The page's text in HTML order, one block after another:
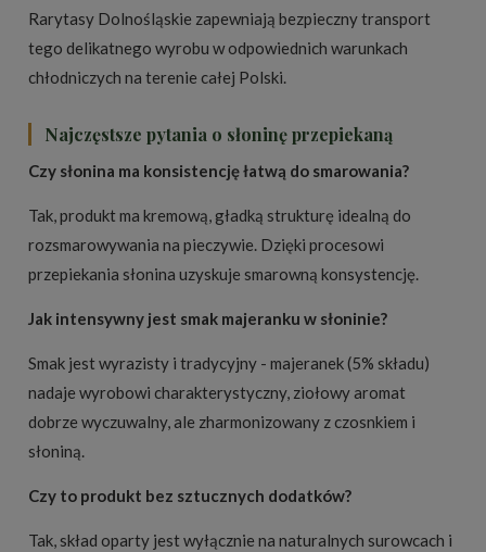
Rarytasy Dolnośląskie zapewniają bezpieczny transport
tego delikatnego wyrobu w odpowiednich warunkach
chłodniczych na terenie całej Polski.
Najczęstsze pytania o słoninę przepiekaną
Czy słonina ma konsistencję łatwą do smarowania?
Tak, produkt ma kremową, gładką strukturę idealną do
rozsmarowywania na pieczywie. Dzięki procesowi
przepiekania słonina uzyskuje smarowną konsystencję.
Jak intensywny jest smak majeranku w słoninie?
Smak jest wyrazisty i tradycyjny - majeranek (5% składu)
nadaje wyrobowi charakterystyczny, ziołowy aromat
dobrze wyczuwalny, ale zharmonizowany z czosnkiem i
słoniną.
Czy to produkt bez sztucznych dodatków?
Tak, skład oparty jest wyłącznie na naturalnych surowcach i